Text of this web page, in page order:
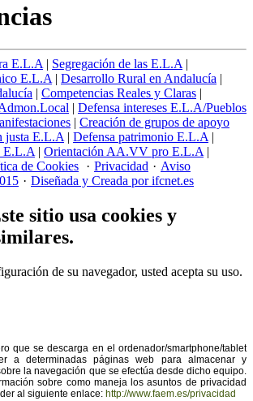
E.L.A | Segregación de las E.L.A |
E.L.A | Desarrollo Rural en Andalucía |
| Competencias Reales y Claras |
| Defensa intereses E.L.A/Pueblos
| Creación de grupos de apoyo
justa E.L.A | Defensa patrimonio E.L.A |
E.L.A | Orientación AA.VV pro E.L.A |
de Cookies · Privacidad · Aviso
· Diseñada y Creada por ifcnet.es
sitio usa cookies y
de su navegador, usted acepta su uso.
que se descarga en el ordenador/smartphone/tablet
a determinadas páginas web para almacenar y
la navegación que se efectúa desde dicho equipo.
sobre como maneja los asuntos de privacidad
al siguiente enlace: http://www.faem.es/privacidad